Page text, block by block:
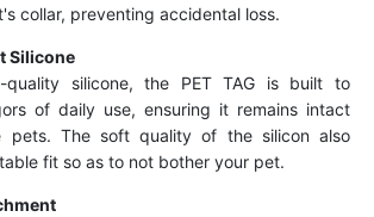
collar, preventing accidental loss.
Silicone
quality silicone, the PET TAG is built to
of daily use, ensuring it remains intact
pets. The soft quality of the silicon also
fit so as to not bother your pet.